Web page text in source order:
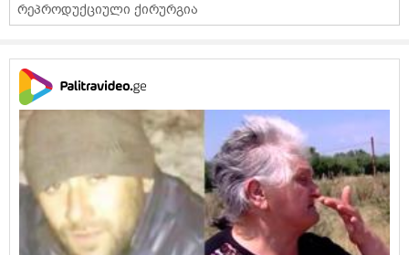
რეპროდუქციული ქირურგია